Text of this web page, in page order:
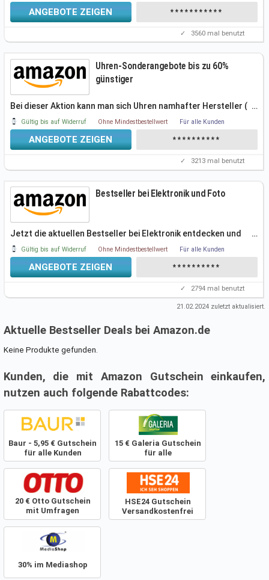
ANGEBOTE ZEIGEN ***********
✓ 3560 mal benutzt
Uhren-Sonderangebote bis zu 60%
günstiger
Bei dieser Aktion kann man sich Uhren namhafter Hersteller (
Casio, Wellington,
…
Gültig bis auf Widerruf Ohne Mindestbestellwert Für alle Kunden
ANGEBOTE ZEIGEN **********
✓ 3213 mal benutzt
Bestseller bei Elektronik und Foto
Jetzt die aktuellen Bestseller bei Elektronik entdecken und …
Gültig bis auf Widerruf Ohne Mindestbestellwert Für alle Kunden
ANGEBOTE ZEIGEN **********
✓ 2794 mal benutzt
21.02.2024 zuletzt aktualisiert.
Aktuelle Bestseller Deals bei Amazon.de
Keine Produkte gefunden.
Kunden, die mit Amazon Gutschein einkaufen,
nutzen auch folgende Rabattcodes:
Baur - 5,95 € Gutschein
für alle Kunden
15 € Galeria Gutschein
für alle
20 € Otto Gutschein
mit Umfragen
verdienen - Gilt für alle
Produkte!
HSE24 Gutschein
Versandkostenfrei
30% im Mediashop